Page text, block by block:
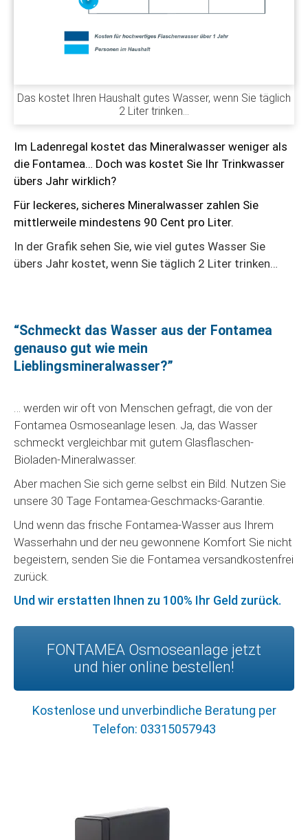
Das kostet Ihren Haushalt gutes Wasser, wenn Sie täglich
2 Liter trinken…
Im Ladenregal kostet das Mineralwasser weniger als
die Fontamea… Doch was kostet Sie Ihr Trinkwasser
übers Jahr wirklich?
Für leckeres, sicheres Mineralwasser zahlen Sie
mittlerweile mindestens 90 Cent pro Liter.
In der Grafik sehen Sie, wie viel gutes Wasser Sie
übers Jahr kostet, wenn Sie täglich 2 Liter trinken…
“Schmeckt das Wasser aus der Fontamea
genauso gut wie mein
Lieblingsmineralwasser?”
… werden wir oft von Menschen gefragt, die von der
Fontamea Osmoseanlage lesen. Ja, das Wasser
schmeckt vergleichbar mit gutem Glasflaschen-
Bioladen-Mineralwasser.
Aber machen Sie sich gerne selbst ein Bild. Nutzen Sie
unsere 30 Tage Fontamea-Geschmacks-Garantie.
Und wenn das frische Fontamea-Wasser aus Ihrem
Wasserhahn und der neu gewonnene Komfort Sie nicht
begeistern, senden Sie die Fontamea versandkostenfrei
zurück.
Und wir erstatten Ihnen zu 100% Ihr Geld zurück.
FONTAMEA Osmoseanlage jetzt
und hier online bestellen!
Kostenlose und unverbindliche Beratung per
Telefon: 03315057943